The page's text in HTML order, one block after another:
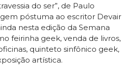
do ser”, de Paulo
póstuma ao escritor Devair
nesta edição da Semana
feirinha geek, venda de livros,
quinteto sinfônico geek,
artística.